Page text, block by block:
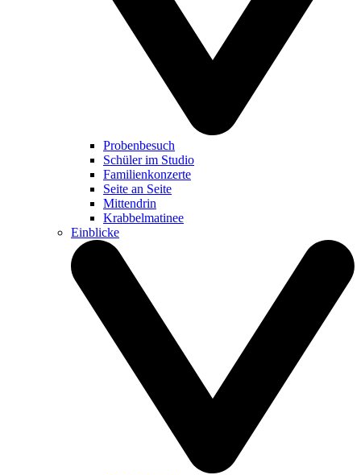
Probenbesuch
Schüler im Studio
Familienkonzerte
Seite an Seite
Mittendrin
Krabbelmatinee
Einblicke